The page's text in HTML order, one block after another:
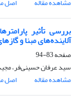
مشاهده مقاله
اصل
بررسی تأثیر
آلاینده‌های مبنا و
صفحه83-94
سید عرفان حسینی‌فر،
مشاهده مقاله
اصل